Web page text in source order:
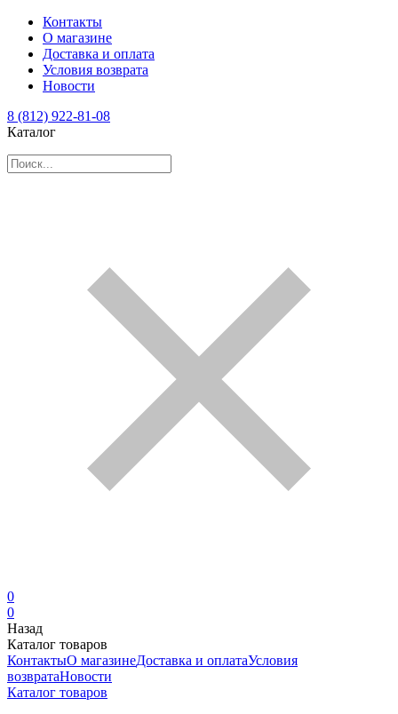
Контакты
О магазине
Доставка и оплата
Условия возврата
Новости
8 (812) 922-81-08
Каталог
0
0
Назад
Каталог товаров
КонтактыО магазинеДоставка и оплатаУсловия
возвратаНовости
Каталог товаров